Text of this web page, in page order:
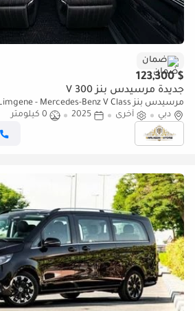
ضمان
$ 123,300
جديدة مرسيدس بنز V 300
مرسيدس بنز V 300 Venom Edition by Limgene - Mercedes-Benz V Class
دبي
أخرى 2025
0 كيلومتر